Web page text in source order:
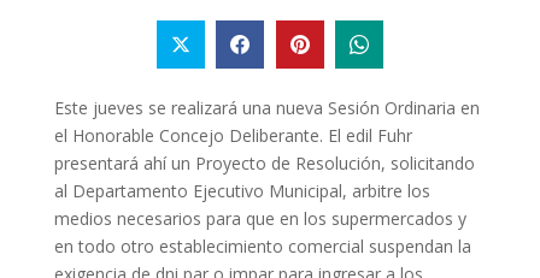
Este jueves se realizará una nueva Sesión Ordinaria en
el Honorable Concejo Deliberante. El edil Fuhr
presentará ahí un Proyecto de Resolución, solicitando
al Departamento Ejecutivo Municipal, arbitre los
medios necesarios para que en los supermercados y
en todo otro establecimiento comercial suspendan la